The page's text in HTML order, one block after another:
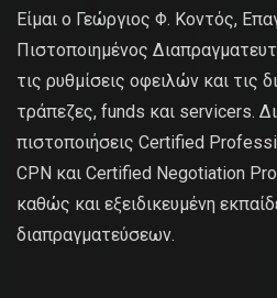
Είμαι ο Γεώργιος Φ. Κοντός,
Πιστοποιημένος
τις ρυθμίσεις οφειλών και τις
τράπεζες, funds και servicers.
πιστοποιήσεις Certified
CPN και Certified Negotiation
καθώς και εξειδικευμένη
διαπραγματεύσεων.